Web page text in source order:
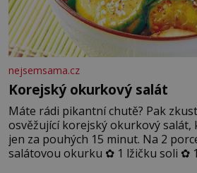
nejsemsama.cz
Korejský okurkový salát
Máte rádi pikantní chutě? Pak
osvěžující korejský okurkový
jen za pouhých 15 minut. Na 2
salátovou okurku ✿ 1 lžičku soli ✿